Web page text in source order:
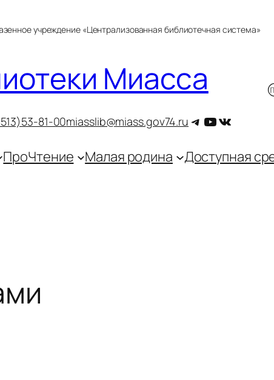
учреждение «Централизованная библиотечная система»
Миасса
81-00miasslib@miass.gov74.ru Telegram
YouTube
ПроЧтение Малая родина Доступная